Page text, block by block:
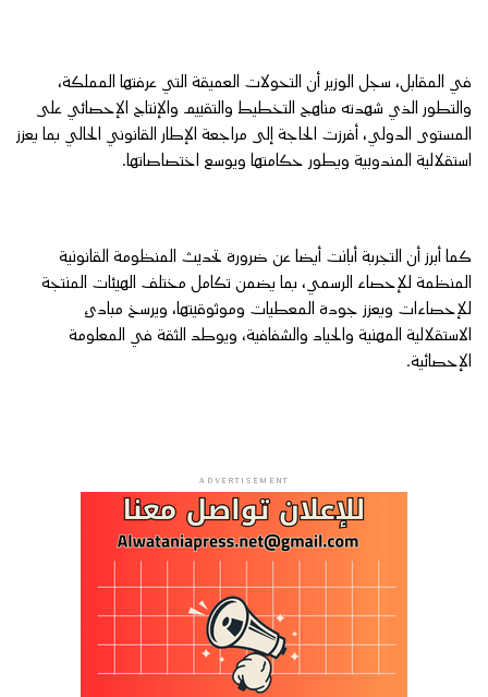
في المقابل، سجل الوزير أن التحولات العميقة التي عرفتها المملكة،
والتطور الذي شهدته مناهج التخطيط والتقييم والإنتاج الإحصائي على
المستوى الدولي، أفرزت الحاجة إلى مراجعة الإطار القانوني الحالي بما يعزز
استقلالية المندوبية ويطور حكامتها ويوسع اختصاصاتها.
كما أبرز أن التجربة أبانت أيضا عن ضرورة تحديث المنظومة القانونية
المنظمة للإحصاء الرسمي، بما يضمن تكامل مختلف الهيئات المنتجة
للإحصاءات ويعزز جودة المعطيات وموثوقيتها، ويرسخ مبادئ
الاستقلالية المهنية والحياد والشفافية، ويوطد الثقة في المعلومة
الإحصائية.
ADVERTISEMENT